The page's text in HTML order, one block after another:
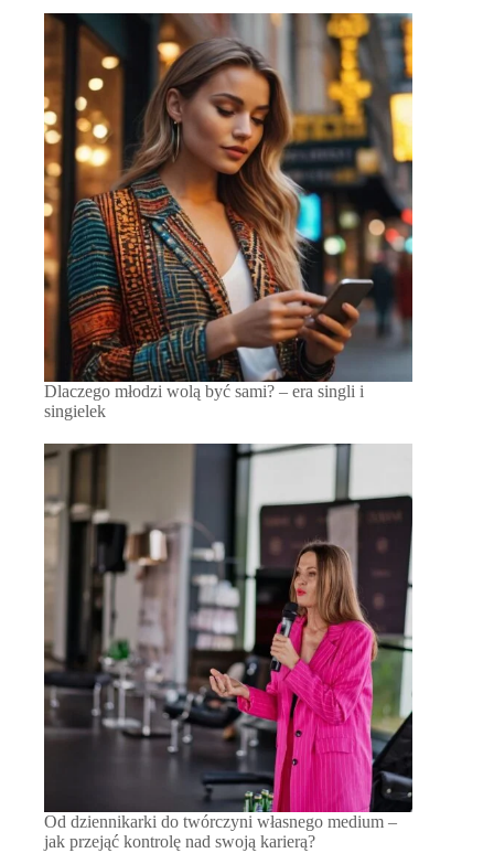
Dlaczego młodzi wolą być sami? – era singli i
singielek
Od dziennikarki do twórczyni własnego medium –
jak przejąć kontrolę nad swoją karierą?